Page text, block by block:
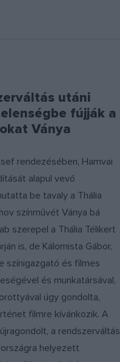
utáni
fújják a
Ványa
rendezésében, Hamvai
alapul vevő
be tavaly a Thália
színművét Ványa bá
szerepel a Thália Télikert
is, de Kálomista Gábor,
színigazgató és filmes
és munkatársával,
úgy gondolta,
filmre kívánkozik. A
a rendszerváltás
helyezett